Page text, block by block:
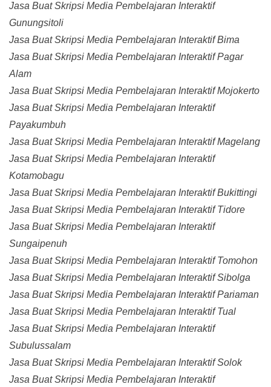
Jasa Buat Skripsi Media Pembelajaran Interaktif
Gunungsitoli
Jasa Buat Skripsi Media Pembelajaran Interaktif Bima
Jasa Buat Skripsi Media Pembelajaran Interaktif Pagar
Alam
Jasa Buat Skripsi Media Pembelajaran Interaktif Mojokerto
Jasa Buat Skripsi Media Pembelajaran Interaktif
Payakumbuh
Jasa Buat Skripsi Media Pembelajaran Interaktif Magelang
Jasa Buat Skripsi Media Pembelajaran Interaktif
Kotamobagu
Jasa Buat Skripsi Media Pembelajaran Interaktif Bukittingi
Jasa Buat Skripsi Media Pembelajaran Interaktif Tidore
Jasa Buat Skripsi Media Pembelajaran Interaktif
Sungaipenuh
Jasa Buat Skripsi Media Pembelajaran Interaktif Tomohon
Jasa Buat Skripsi Media Pembelajaran Interaktif Sibolga
Jasa Buat Skripsi Media Pembelajaran Interaktif Pariaman
Jasa Buat Skripsi Media Pembelajaran Interaktif Tual
Jasa Buat Skripsi Media Pembelajaran Interaktif
Subulussalam
Jasa Buat Skripsi Media Pembelajaran Interaktif Solok
Jasa Buat Skripsi Media Pembelajaran Interaktif